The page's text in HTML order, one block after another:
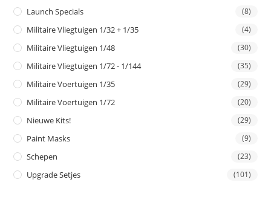
Launch Specials (8)
Militaire Vliegtuigen 1/32 + 1/35 (4)
Militaire Vliegtuigen 1/48 (30)
Militaire Vliegtuigen 1/72 - 1/144 (35)
Militaire Voertuigen 1/35 (29)
Militaire Voertuigen 1/72 (20)
Nieuwe Kits! (29)
Paint Masks (9)
Schepen (23)
Upgrade Setjes (101)